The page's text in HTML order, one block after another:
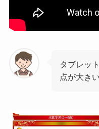
タブレッ
点が大き